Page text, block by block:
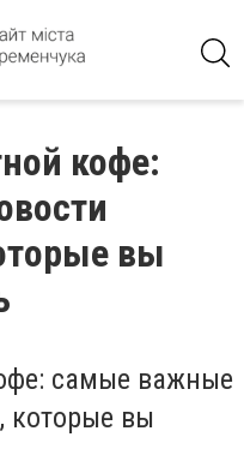
кофе:
вы
самые важные
которые вы